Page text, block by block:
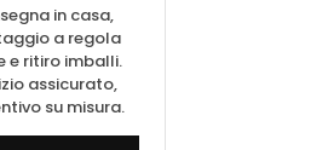
in casa,
a regola
e ritiro imballi.
assicurato,
su misura.